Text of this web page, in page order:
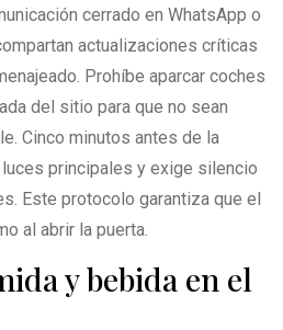
cerrado en WhatsApp o
actualizaciones críticas
Prohíbe aparcar coches
del sitio para que no sean
Cinco minutos antes de la
principales y exige silencio
Este protocolo garantiza que el
al abrir la puerta.
y bebida en el